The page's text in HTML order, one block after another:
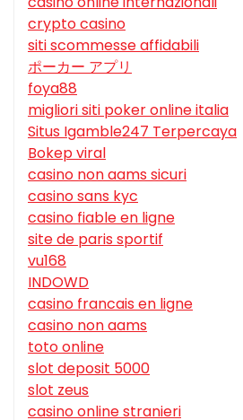
crypto casino
siti scommesse affidabili
ポーカー アプリ
foya88
migliori siti poker online italia
Situs Igamble247 Terpercaya
Bokep viral
casino non aams sicuri
casino sans kyc
casino fiable en ligne
site de paris sportif
vu168
INDOWD
casino francais en ligne
casino non aams
toto online
slot deposit 5000
slot zeus
casino online stranieri